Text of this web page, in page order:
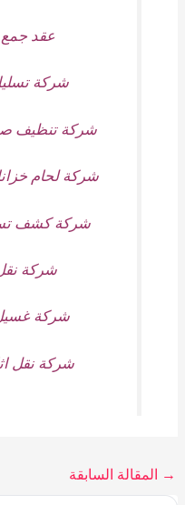
عقد جمع
شركة
شركة تنظيف
شركة لحام
شركة كشف
شركة
شركة
شركة نقل
→ المقالة السابقة